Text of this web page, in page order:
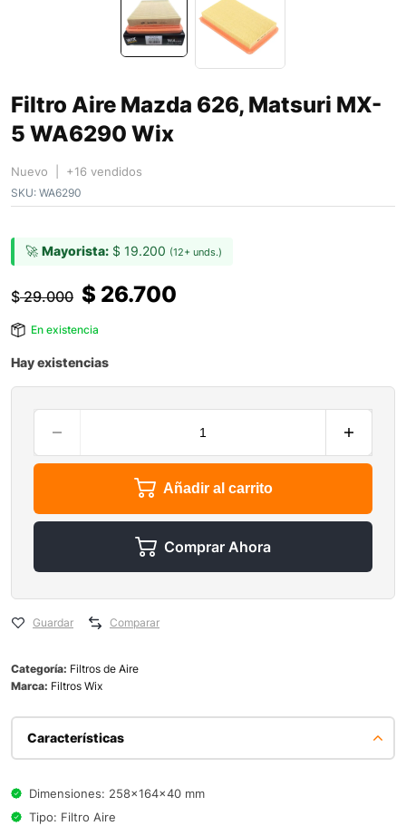
Filtro Aire Mazda 626, Matsuri MX-
5 WA6290 Wix
Nuevo | +16 vendidos
SKU: WA6290
🚀 Mayorista: $ 19.200 (12+ unds.)
$29.000 $ 26.700
En existencia
Hay existencias
Añadir al carrito
Comprar Ahora
Guardar Comparar
Categoría: Filtros de Aire
Marca: Filtros Wix
Características
Dimensiones: 258x164x40 mm
Tipo: Filtro Aire